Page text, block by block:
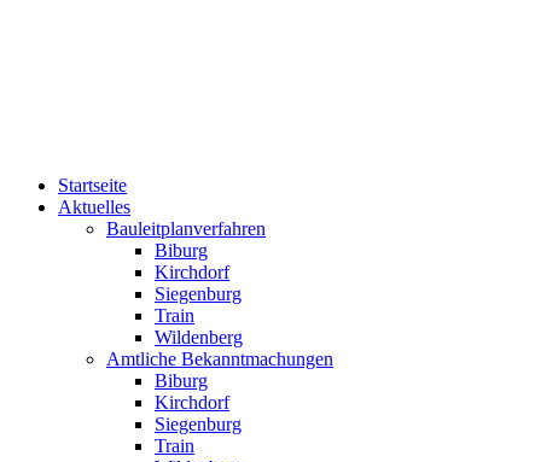
Startseite
Aktuelles
Bauleitplanverfahren
Biburg
Kirchdorf
Siegenburg
Train
Wildenberg
Amtliche Bekanntmachungen
Biburg
Kirchdorf
Siegenburg
Train